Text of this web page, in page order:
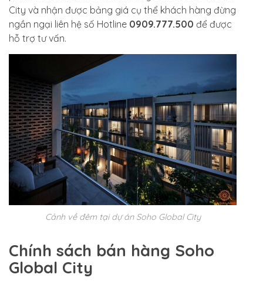
City và nhận được bảng giá cụ thể khách hàng đừng
ngần ngại liên hệ số Hotline 0909.777.500 để được
hỗ trợ tư vấn.
Cảnh về đêm tại dự án Soho Global City
Chính sách bán hàng Soho
Global City